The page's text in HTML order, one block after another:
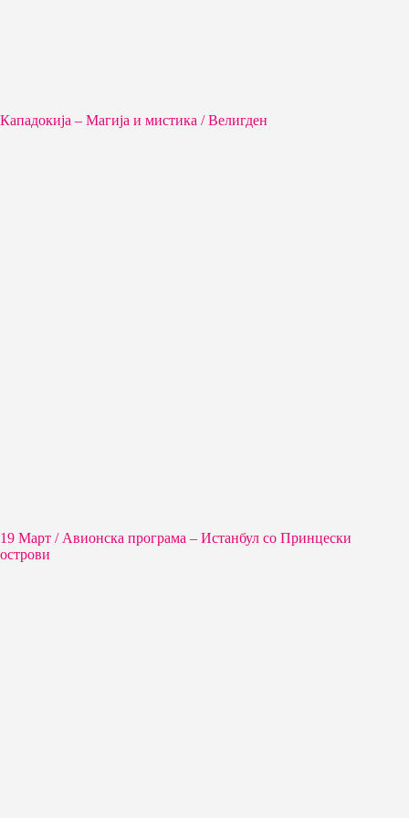
Кападокија – Магија и мистика / Велигден
19 Март / Aвионска програма – Истанбул со Принцески
острови